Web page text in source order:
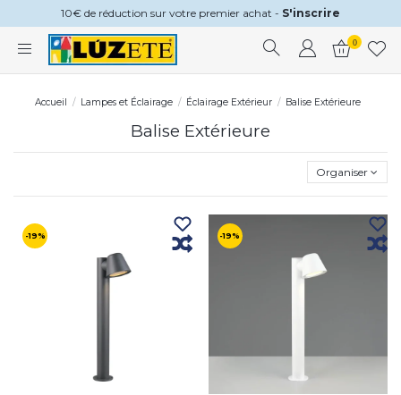
10€ de réduction sur votre premier achat - S'inscrire
0
Accueil Lampes et Éclairage Éclairage Extérieur Balise Extérieure
Balise Extérieure
Organiser
-19% -19%